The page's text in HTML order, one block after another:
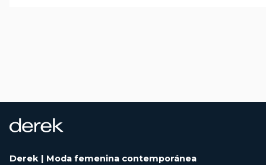
Derek | Moda femenina contemporánea